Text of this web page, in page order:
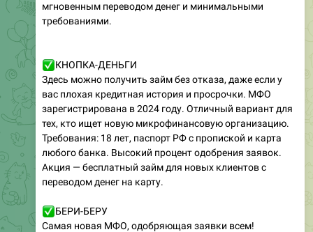
мгновенным переводом денег и минимальными
требованиями.
КНОПКА-ДЕНЬГИ
Здесь можно получить займ без отказа, даже если у
вас плохая кредитная история и просрочки. МФО
зарегистрирована в 2024 году. Отличный вариант для
тех, кто ищет новую микрофинансовую организацию.
Требования: 18 лет, паспорт РФ с пропиской и карта
любого банка. Высокий процент одобрения заявок.
Акция — бесплатный займ для новых клиентов с
переводом денег на карту.
БЕРИ-БЕРУ
Самая новая МФО, одобряющая заявки всем!